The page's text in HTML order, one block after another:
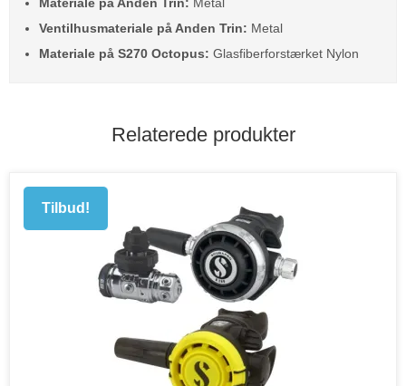
Ventilhusmateriale på Anden Trin: Metal
Materiale på S270 Octopus: Glasfiberforstærket Nylon
Relaterede produkter
Tilbud!